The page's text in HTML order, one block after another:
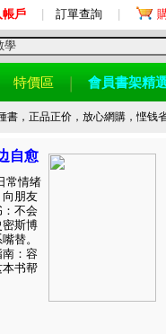
帳戶 訂單查詢
特價區 會員書架精
書，正品正价，放心網購，悭钱
自愈
常情绪
向朋友
：不会
密斯博
替。
南：容
本书帮